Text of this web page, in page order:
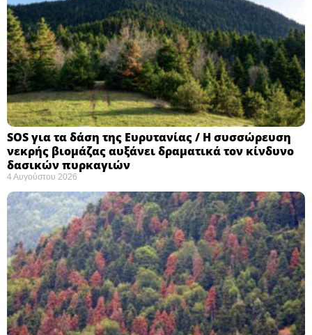
SOS για τα δάση της Ευρυτανίας / Η συσσώρευση
νεκρής βιομάζας αυξάνει δραματικά τον κίνδυνο
δασικών πυρκαγιών
4 Αυγούστου 2026